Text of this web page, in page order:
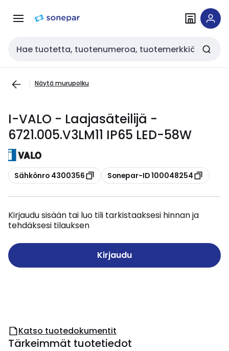
navigointiinsisältöön
Haku
Näytä murupolku
I-VALO - Laajasäteilijä -
6721.005.V3LM11 IP65 LED-58W
Kopioi
Sähkönro 4300356 Kopioi
Sonepar-ID 100048254
Kirjaudu sisään tai luo tili tarkistaaksesi hinnan ja
tehdäksesi tilauksen
Kirjaudu
Katso tuotedokumentit
Tärkeimmät tuotetiedot